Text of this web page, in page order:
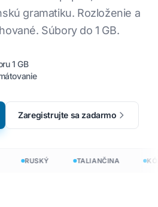
gramatiku. Rozloženie a
Súbory do 1 GB.
1 GB
Zaregistrujte sa zadarmo
RUSKÝ TALIANČINA